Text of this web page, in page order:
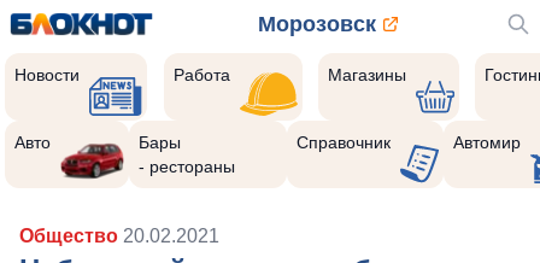
Морозовск
Новости Работа Магазины
Авто
Бары
- рестораны
Справочник Автомир
Общество 20.02.2021